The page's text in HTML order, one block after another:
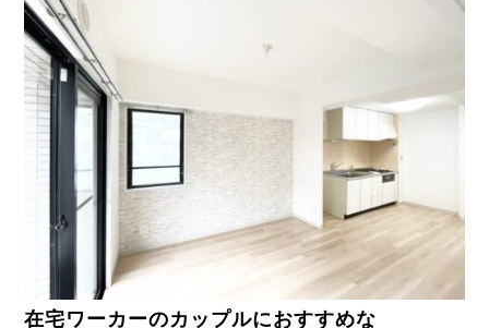
在宅ワーカーのカップルにおすすめな